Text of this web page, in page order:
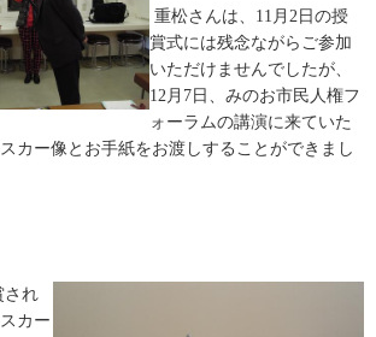
重松さんは、11月2日の授
賞式には残念ながらご参加
いただけませんでしたが、
12月7日、みのお市民人権フ
ォーラムの講演に来ていた
カー像とお手紙をお渡しすることができまし
され
カー